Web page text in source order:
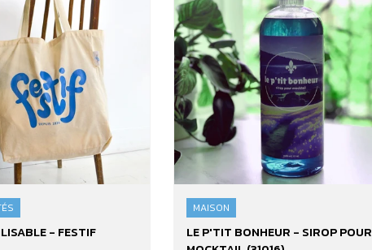
- FESTIF
MAISON
Le
p'tit
LE P'TIT BONHEUR - SIROP POUR